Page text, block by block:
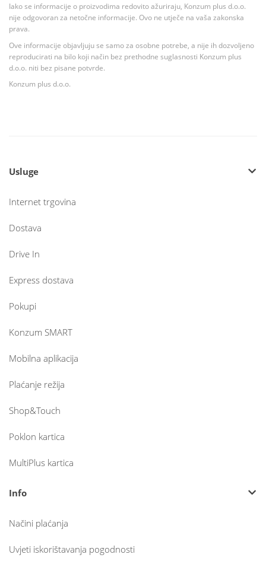
Iako se informacije o proizvodima redovito ažuriraju, Konzum plus d.o.o.
nije odgovoran za netočne informacije. Ovo ne utječe na vaša zakonska
prava.
Ove informacije objavljuju se samo za osobne potrebe, a nije ih dozvoljeno
reproducirati na bilo koji način bez prethodne suglasnosti Konzum plus
d.o.o. niti bez pisane potvrde.
Konzum plus d.o.o.
Usluge
Internet trgovina
Dostava
Drive In
Express dostava
Pokupi
Konzum SMART
Mobilna aplikacija
Plaćanje režija
Shop&Touch
Poklon kartica
MultiPlus kartica
Info
Načini plaćanja
Uvjeti iskorištavanja pogodnosti